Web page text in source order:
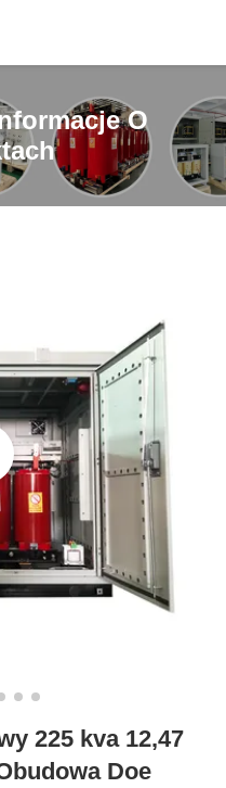
O
225 kva 12,47
Doe